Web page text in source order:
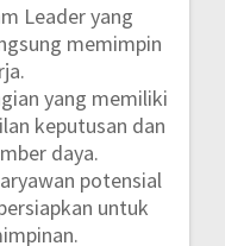
Leader yang
memimpin
yang memiliki
keputusan dan
daya.
potensial
untuk